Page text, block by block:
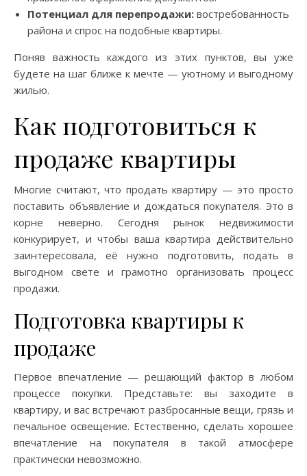
Потенциал для перепродажи: востребованность
района и спрос на подобные квартиры.
Поняв важность каждого из этих пунктов, вы уже
будете на шаг ближе к мечте — уютному и выгодному
жилью.
Как подготовиться к
продаже квартиры
Многие считают, что продать квартиру — это просто
поставить объявление и дождаться покупателя. Это в
корне неверно. Сегодня рынок недвижимости
конкурирует, и чтобы ваша квартира действительно
заинтересовала, её нужно подготовить, подать в
выгодном свете и грамотно организовать процесс
продажи.
Подготовка квартиры к
продаже
Первое впечатление — решающий фактор в любом
процессе покупки. Представьте: вы заходите в
квартиру, и вас встречают разбросанные вещи, грязь и
печальное освещение. Естественно, сделать хорошее
впечатление на покупателя в такой атмосфере
практически невозможно.